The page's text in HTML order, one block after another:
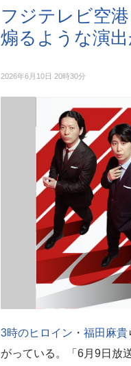
フジテレビ空
煽るような演
2026年6月10日 20時30分
3時のヒロイン ・ 福田麻貴
がっている。「6月9日放